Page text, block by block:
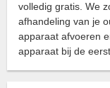
volledig gratis. We
afhandeling van je
apparaat afvoeren
apparaat bij de